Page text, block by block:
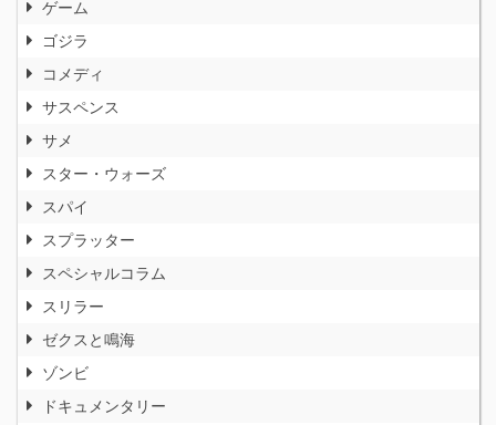
ゲーム
ゴジラ
コメディ
サスペンス
サメ
スター・ウォーズ
スパイ
スプラッター
スペシャルコラム
スリラー
ゼクスと鳴海
ゾンビ
ドキュメンタリー